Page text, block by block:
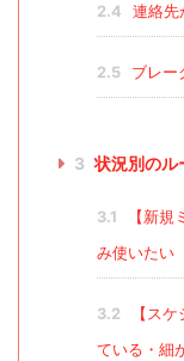
2.4 連絡先
2.5 ブレー
3 状況別のル
3.1
【新規
み使いたい
3.2
【ス
ている・細